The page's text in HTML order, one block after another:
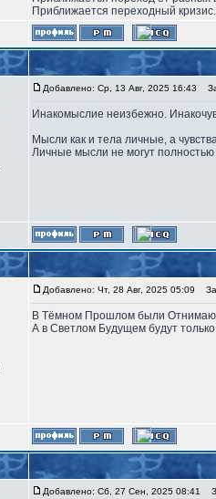
Приближается переходный кризис.
Добавлено: Ср, 13 Авг, 2025 16:43
Инакомыслие неизбежно.
Мысли как и тела личные, а
Личные мысли не могут полностью
Добавлено: Чт, 28 Авг, 2025 05:09
В Тёмном Прошлом были
А в Светлом Будущем будут
Добавлено: Сб, 27 Сен, 2025 08:41